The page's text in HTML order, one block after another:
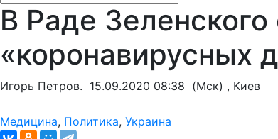
В Раде
«коронавирусных
Игорь Петров. 15.09.2020 08:38 (Мск) , Киев
Медицина, Политика, Украина